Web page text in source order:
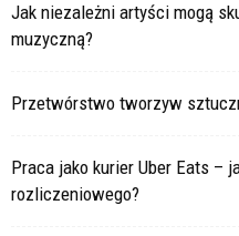
Jak niezależni artyści mogą
muzyczną?
Przetwórstwo tworzyw
Praca jako kurier Uber Eats –
rozliczeniowego?